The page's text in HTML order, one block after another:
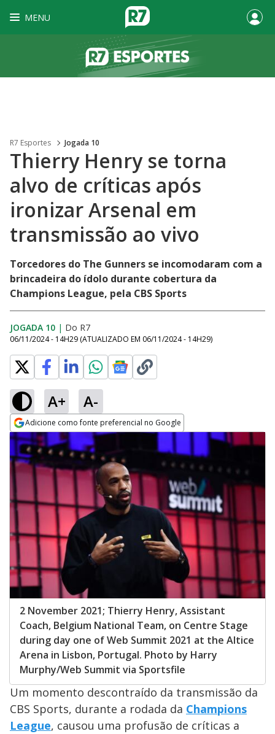
MENU
R7 Esportes Jogada 10
Thierry Henry se torna
alvo de críticas após
ironizar Arsenal em
transmissão ao vivo
Torcedores do The Gunners se incomodaram com a
brincadeira do ídolo durante cobertura da
Champions League, pela CBS Sports
JOGADA 10 | Do R7
06/11/2024 - 14H29 (ATUALIZADO EM 06/11/2024 - 14H29)
A+ A-
Adicione como fonte preferencial no Google
Opens in new window
2 November 2021; Thierry Henry, Assistant
Coach, Belgium National Team, on Centre Stage
during day one of Web Summit 2021 at the Altice
Arena in Lisbon, Portugal. Photo by Harry
Murphy/Web Summit via Sportsfile
Um momento descontraído da transmissão da
CBS Sports, durante a rodada da Champions
League, causou uma profusão de críticas a